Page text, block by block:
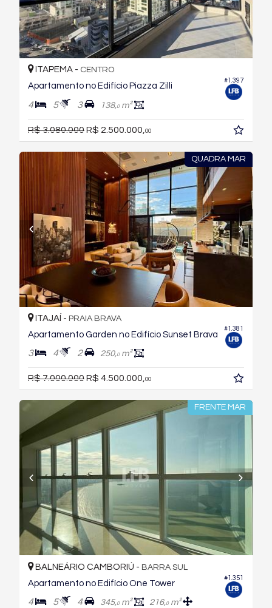
#1.397
ITAPEMA - CENTRO
Apartamento no Edifício Piazza Zilli
4 5 3 138,0m²
R$ 3.080.000R$ 2.500.000, 00
QUADRA MAR
#1.381
ITAJAÍ - PRAIA BRAVA
Apartamento Garden no Edifício Sunset Brava
3 4 2 250,0m²
R$ 7.000.000R$ 4.500.000,00
FRENTE MAR
#1.351
BALNEÁRIO CAMBORIÚ - BARRA SUL
Apartamento no Edifício One Tower
4 5 4 345,0m² 216,0m²